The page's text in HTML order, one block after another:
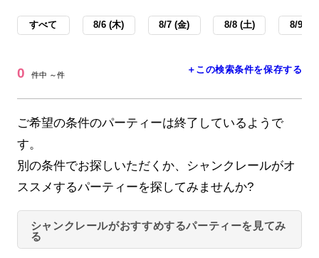
すべて 8/6 (木) 8/7 (金) 8/8 (土) 8/9 (日
0 件中 ～件 ＋この検索条件を保存する
ご希望の条件のパーティーは終了しているようで
す。
別の条件でお探しいただくか、シャンクレールがオ
ススメするパーティーを探してみませんか?
シャンクレールがおすすめするパーティーを見てみ
る